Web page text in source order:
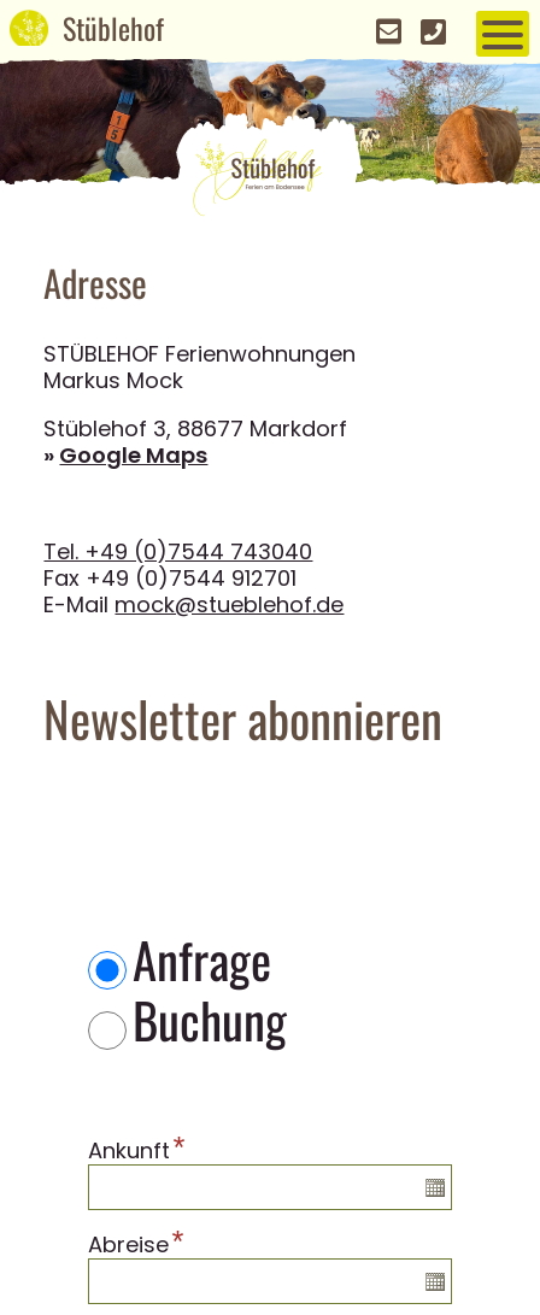
Adresse
STÜBLEHOF Ferienwohnungen
Markus Mock
Stüblehof 3, 88677 Markdorf
» Google Maps
Tel. +49 (0)7544 743040
Fax +49 (0)7544 912701
E-Mail mock@stueblehof.de
Newsletter abonnieren
Anfrage
Buchung
Ankunft*
Abreise*